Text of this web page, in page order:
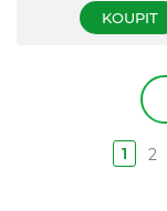
KOUPIT
1 2